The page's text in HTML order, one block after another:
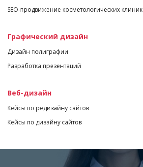
SEO-продвижение косметологических клиник
Графический дизайн
Дизайн полиграфии
Разработка презентаций
Веб-дизайн
Кейсы по редизайну сайтов
Кейсы по дизайну сайтов